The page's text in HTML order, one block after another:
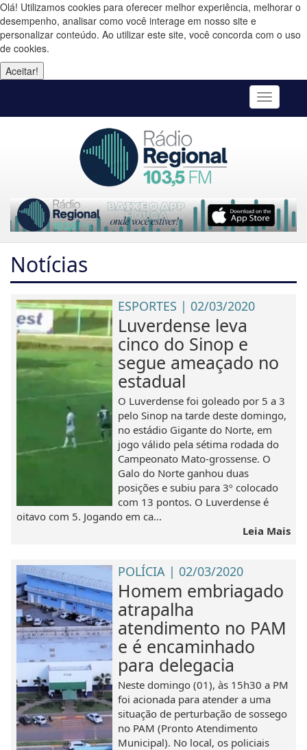
Olá! Utilizamos cookies para oferecer melhor experiência, melhorar o
desempenho, analisar como você interage em nosso site e
personalizar conteúdo. Ao utilizar este site, você concorda com o uso
de cookies.
Aceitar!
Toggle
Notícias
ESPORTES | 02/03/2020
Luverdense leva
cinco do Sinop e
segue ameaçado no
estadual
O Luverdense foi goleado por 5 a 3
pelo Sinop na tarde deste domingo,
no estádio Gigante do Norte, em
jogo válido pela sétima rodada do
Campeonato Mato-grossense. O
Galo do Norte ganhou duas
posições e subiu para 3º colocado
com 13 pontos. O Luverdense é
oitavo com 5. Jogando em ca...
Leia Mais
POLÍCIA | 02/03/2020
Homem embriagado
atrapalha
atendimento no PAM
e é encaminhado
para delegacia
Neste domingo (01), às 15h30 a PM
foi acionada para atender a uma
situação de perturbação de sossego
no PAM (Pronto Atendimento
Municipal). No local, os policiais